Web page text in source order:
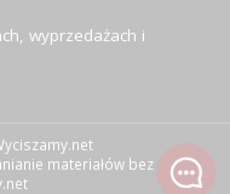
wyprzedażach i
materiałów bez zgody